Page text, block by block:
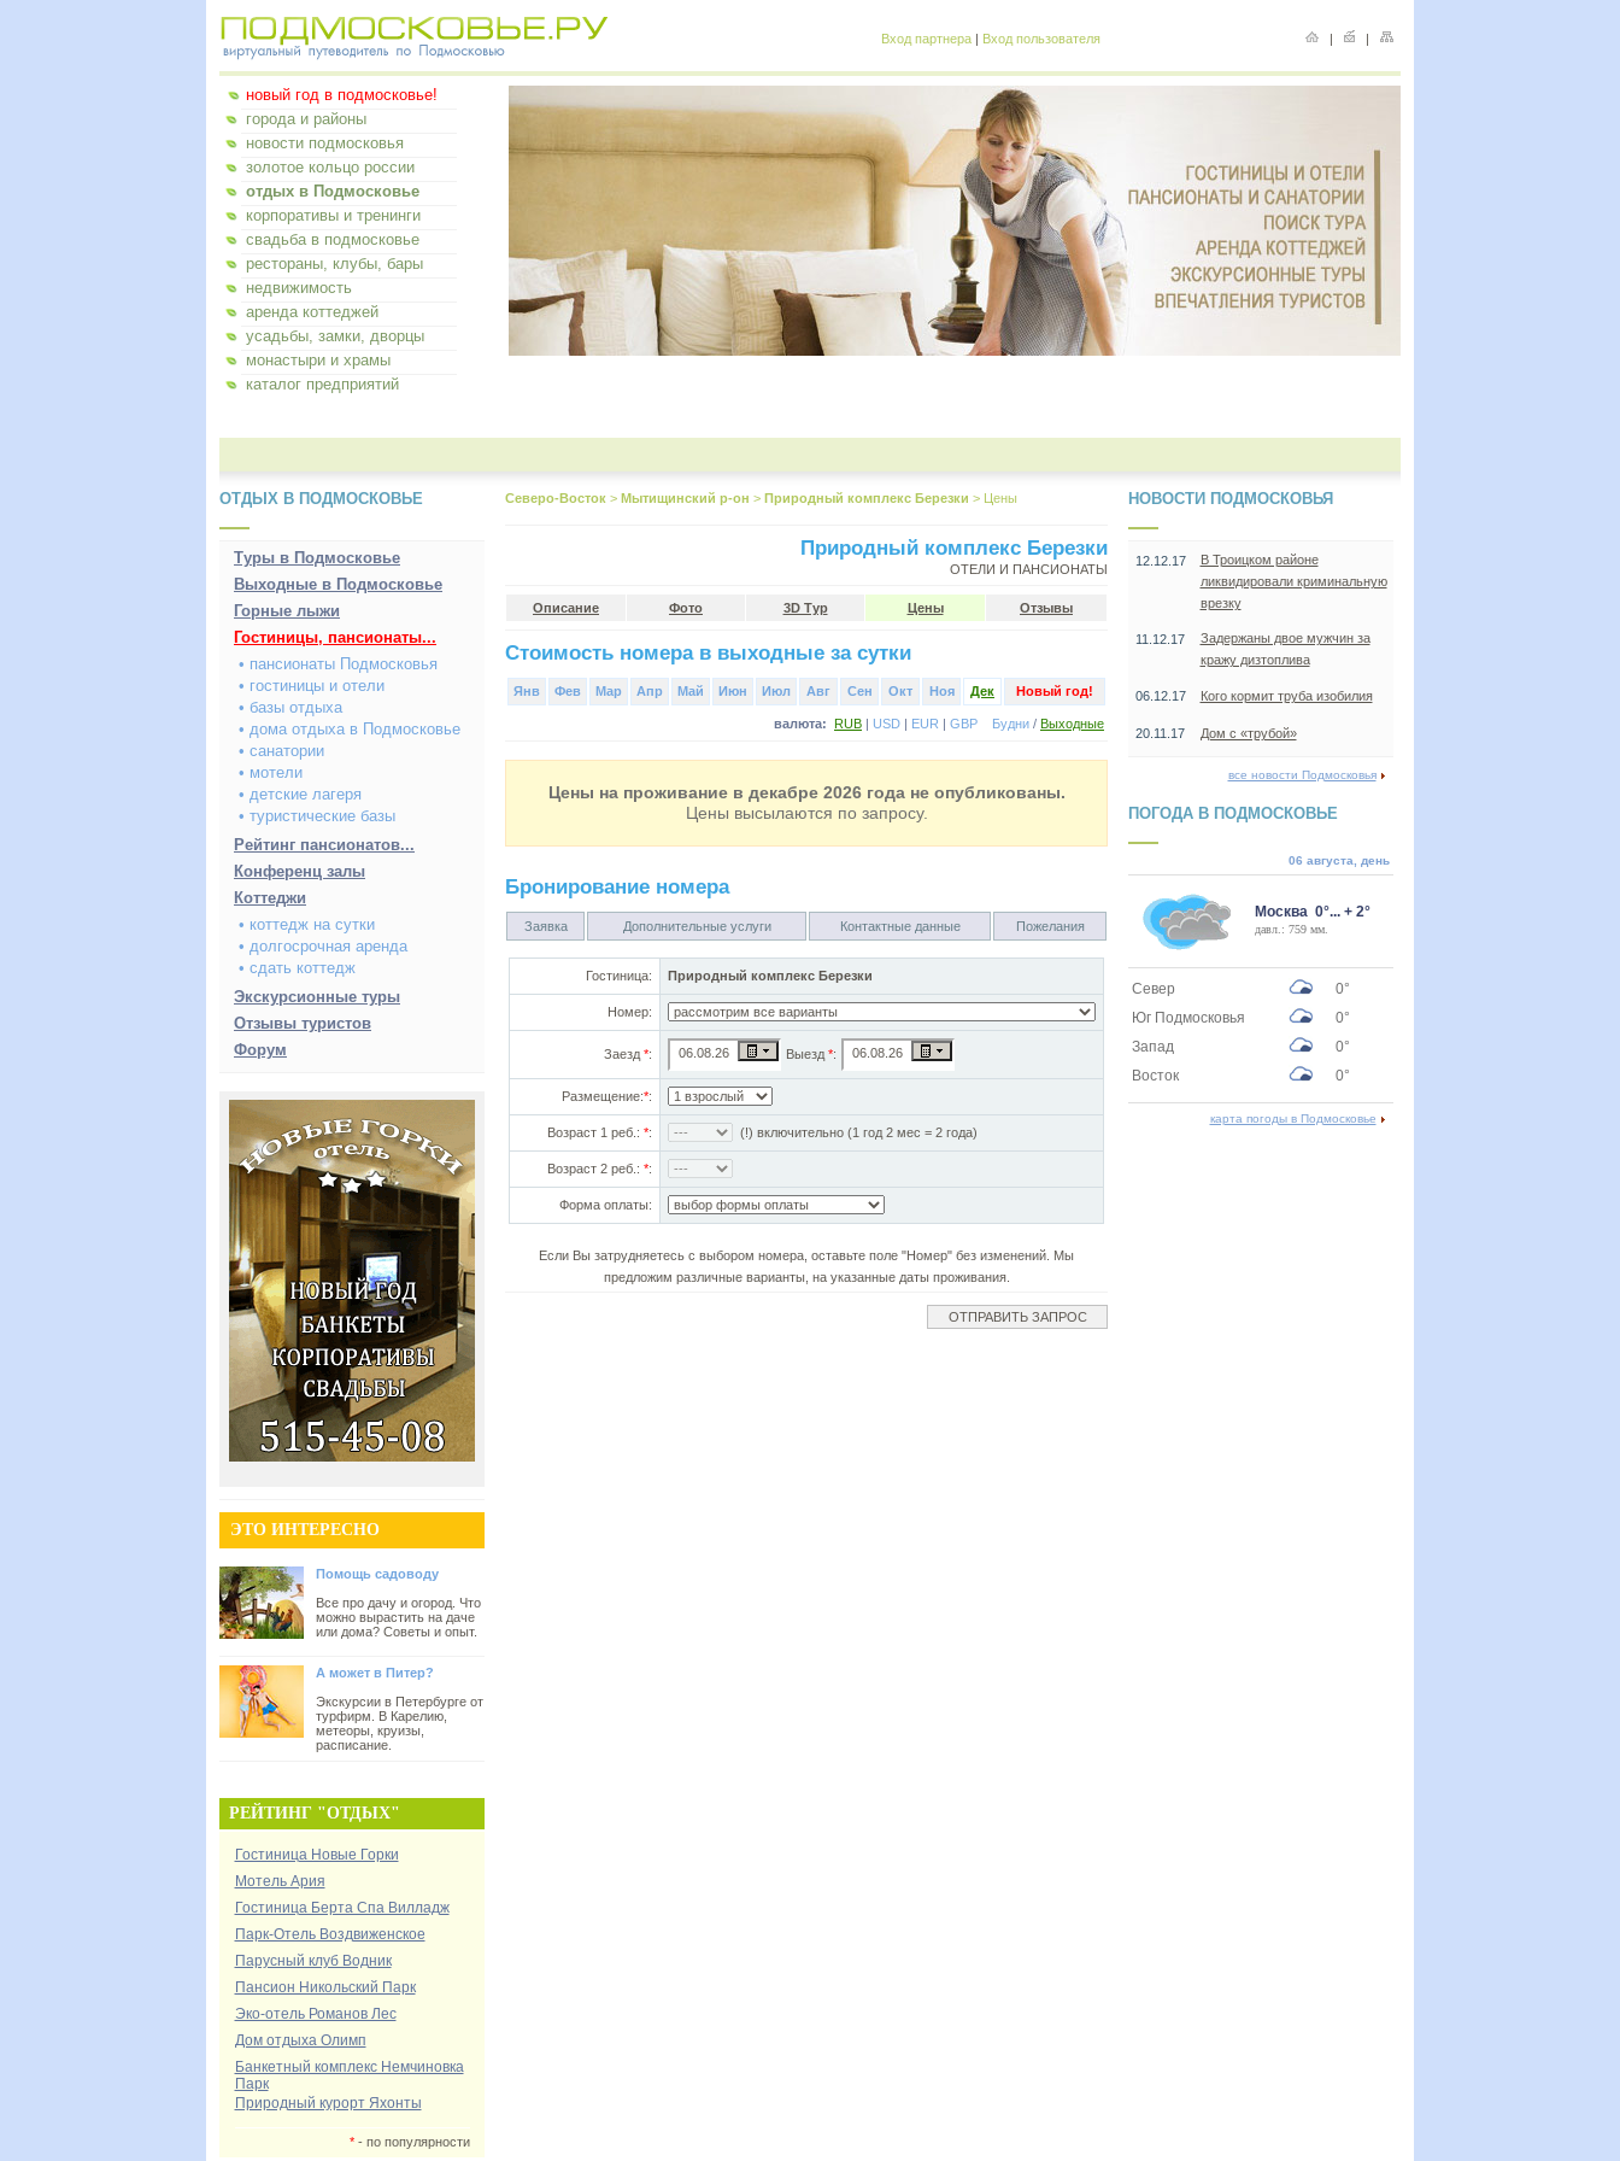
Вход партнера | Вход пользователя | |
новый год в подмосковье!
города и районы
новости подмосковья
золотое кольцо россии
отдых в Подмосковье
корпоративы и тренинги
свадьба в подмосковье
рестораны, клубы, бары
недвижимость
аренда коттеджей
усадьбы, замки, дворцы
монастыри и храмы
каталог предприятий
ОТДЫХ В ПОДМОСКОВЬЕ
Туры в Подмосковье
Выходные в Подмосковье
Горные лыжи
Гостиницы, пансионаты...
• пансионаты Подмосковья
• гостиницы и отели
• базы отдыха
• дома отдыха в Подмосковье
• санатории
• мотели
• детские лагеря
• туристические базы
Рейтинг пансионатов...
Конференц залы
Коттеджи
• коттедж на сутки
• долгосрочная аренда
• сдать коттедж
Экскурсионные туры
Отзывы туристов
Форум
ЭТО ИНТЕРЕСНО
Помощь садоводу
Все про дачу и огород. Что
можно вырастить на даче
или дома? Советы и опыт.
А может в Питер?
Экскурсии в Петербурге от
турфирм. В Карелию,
метеоры, круизы,
расписание.
РЕЙТИНГ "ОТДЫХ"
Гостиница Новые Горки
Мотель Ария
Гостиница Берта Спа Вилладж
Парк-Отель Воздвиженское
Парусный клуб Водник
Пансион Никольский Парк
Эко-отель Романов Лес
Дом отдыха Олимп
Банкетный комплекс Немчиновка
Парк
Природный курорт Яхонты
*- по популярности
Северо-Восток > Мытищинский р-он > Природный комплекс Березки > Цены
Природный комплекс Березки
ОТЕЛИ И ПАНСИОНАТЫ
Описание Фото 3D Тур Цены Отзывы
Стоимость номера в выходные за сутки
Янв Фев Мар Апр Май Июн Июл Авг Сен Окт Ноя Дек Новый год!
валюта: RUB | USD | EUR | GBP Будни / Выходные
Цены на проживание в декабре 2026 года не опубликованы.
Цены высылаются по запросу.
Бронирование номера
Заявка Дополнительные услуги Контактные данные Пожелания
Гостиница: Природный комплекс Березки
Номер:
Заезд *: Выезд *:
Размещение:*:
Возраст 1 реб.: *: (!) включительно (1 год 2 мес = 2 года)
Возраст 2 реб.: *:
Форма оплаты:
Если Вы затрудняетесь с выбором номера, оставьте поле "Номер" без изменений. Мы
предложим различные варианты, на указанные даты проживания.
НОВОСТИ ПОДМОСКОВЬЯ
12.12.17
В Троицком районе
ликвидировали криминальную
врезку
11.12.17
Задержаны двое мужчин за
кражу дизтоплива
06.12.17 Кого кормит труба изобилия
20.11.17 Дом с «трубой»
все новости Подмосковья
ПОГОДА В ПОДМОСКОВЬЕ
06 августа, день
Москва 0°... + 2°
давл.: 759 мм.
Север
0°
Юг Подмосковья
0°
Запад
0°
Восток
0°
карта погоды в Подмосковье